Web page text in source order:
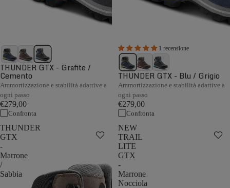
THUNDER GTX - Grafite /
Cemento
Ammortizzazione e stabilità adattive a
ogni passo
€279,00
Confronta
1 recensione
THUNDER GTX - Blu / Grigio
Ammortizzazione e stabilità adattive a
ogni passo
€279,00
Confronta
THUNDER
GTX
-
Marrone
/
Sabbia
NEW
TRAIL
LITE
GTX
-
Marrone
Nocciola